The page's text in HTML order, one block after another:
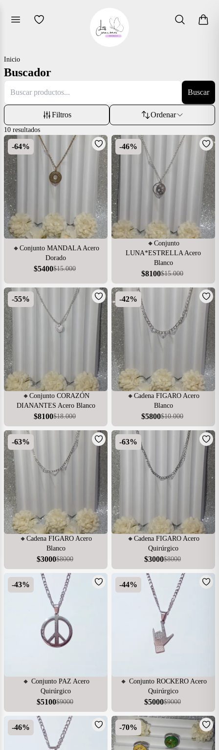
Inicio
Buscador
Buscar
Filtros Ordenar
10 resultados
-64%
🔸Conjunto MANDALA Acero
Dorado
$5400$15.000
-46%
🔸Conjunto
LUNA*ESTRELLA Acero
Blanco
$8100$15.000
-55%
🔸Conjunto CORAZÓN
DIANANTES Acero Blanco
$8100$18.000
-42%
🔸Cadena FIGARO Acero
Blanco
$5800$10.000
-63%
🔸Cadena FIGARO Acero
Blanco
$3000$8000
-63%
🔸Cadena FIGARO Acero
Quirúrgico
$3000$8000
-43%
🔸 Conjunto PAZ Acero
Quirúrgico
$5100$9000
-44%
🔸 Conjunto ROCKERO Acero
Quirúrgico
$5000$9000
-46% -70%